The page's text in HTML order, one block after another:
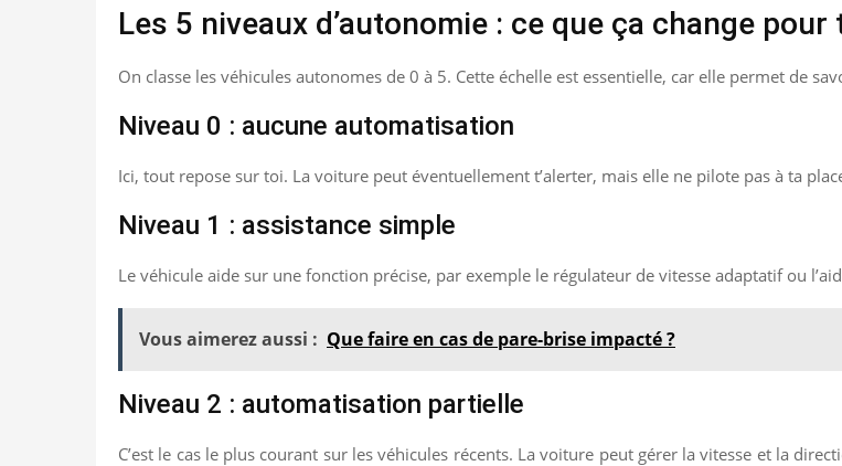
Les 5 niveaux d’autonomie : ce que ça change pour
On classe les véhicules autonomes de 0 à 5. Cette échelle est essentielle, car elle permet de
Niveau 0 : aucune automatisation
Ici, tout repose sur toi. La voiture peut éventuellement t’alerter, mais elle ne pilote pas à ta
Niveau 1 : assistance simple
Le véhicule aide sur une fonction précise, par exemple le régulateur de vitesse adaptatif ou
Vous aimerez aussi : Que faire en cas de pare-brise impacté ?
Niveau 2 : automatisation partielle
C’est le cas le plus courant sur les véhicules récents. La voiture peut gérer la vitesse et la